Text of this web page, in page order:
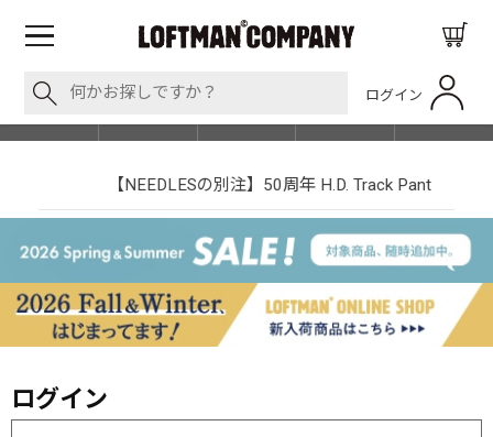
ログイン
SHOP LIST
【NEEDLESの別注】50周年 H.D. Track Pant
ログイン